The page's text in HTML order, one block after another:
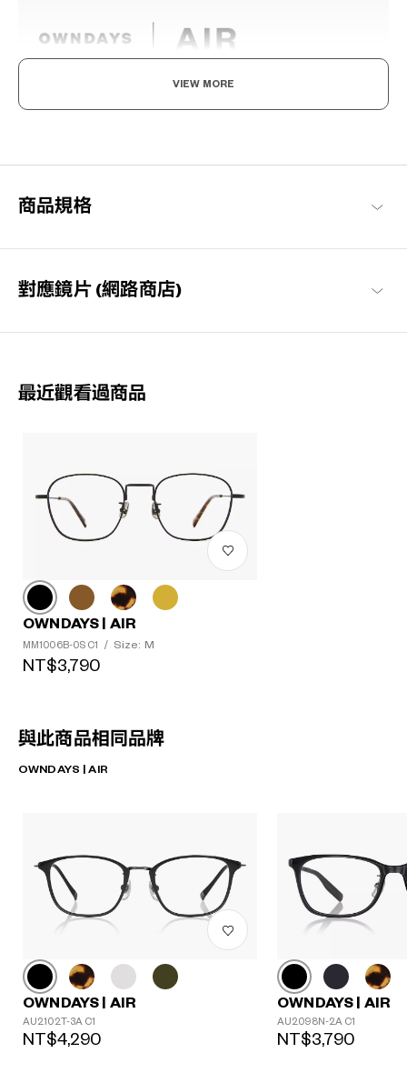
輕盈舒適，柔軟具彈性。
OWNDAYS | AIR 商品一覽
VIEW MORE
商品規格
對應鏡片 (網路商店)
最近觀看過商品
OWNDAYS | AIR
MM1006B-0S C1 / Size: M
NT$3,790
與此商品相同品牌
OWNDAYS | AIR
OWNDAYS | AIR
AU2102T-3A C1
NT$4,290
OWNDAYS | AIR
AU2098N-2A C1
NT$3,790